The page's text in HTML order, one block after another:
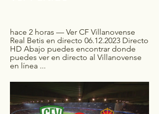
hace 2 horas — Ver CF Villanovense
Real Betis en directo 06.12.2023 Directo
HD Abajo puedes encontrar donde
puedes ver en directo al Villanovense
en línea ...